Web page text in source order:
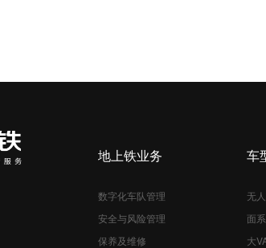
地上铁业务
数字化车队管理
安全与风险管理
保养及维修
车
无
面
大